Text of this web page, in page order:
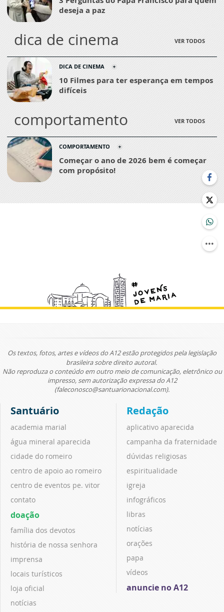
deseja a paz
dica de cinema VER TODOS
DICA DE CINEMA
10 Filmes para ter esperança em tempos
difíceis
comportamento VER TODOS
COMPORTAMENTO
Começar o ano de 2026 bem é começar
com propósito!
Os textos, fotos, artes e vídeos do A12 estão protegidos pela legislação
brasileira sobre direito autoral.
Não reproduza o conteúdo em outro meio de comunicação, eletrônico ou
impresso, sem autorização expressa do A12
(faleconosco@santuarionacional.com).
Santuário
academia marial
água mineral aparecida
cidade do romeiro
centro de apoio ao romeiro
centro de eventos pe. vitor
contato
doação
família dos devotos
história de nossa senhora
imprensa
locais turísticos
loja oficial
notícias
Redação
aplicativo aparecida
campanha da fraternidade
dúvidas religiosas
espiritualidade
igreja
infográficos
libras
notícias
orações
papa
vídeos
anuncie no A12